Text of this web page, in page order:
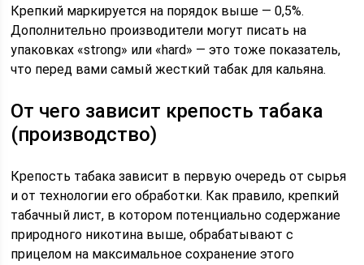
Крепкий маркируется на порядок выше — 0,5%.
Дополнительно производители могут писать на
упаковках «strong» или «hard» — это тоже показатель,
что перед вами самый жесткий табак для кальяна.
От чего зависит крепость табака
(производство)
Крепость табака зависит в первую очередь от сырья
и от технологии его обработки. Как правило, крепкий
табачный лист, в котором потенциально содержание
природного никотина выше, обрабатывают с
прицелом на максимальное сохранение этого